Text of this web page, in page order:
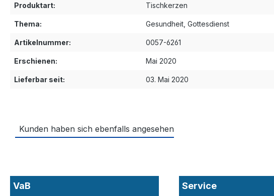
Produktart: Tischkerzen
Thema: Gesundheit , Gottesdienst
Artikelnummer: 0057-6261
Erschienen: Mai 2020
Lieferbar seit: 03. Mai 2020
Kunden haben sich ebenfalls angesehen
VaB Service